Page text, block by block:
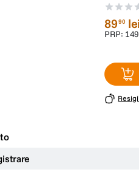
8990 lei
PRP: 149